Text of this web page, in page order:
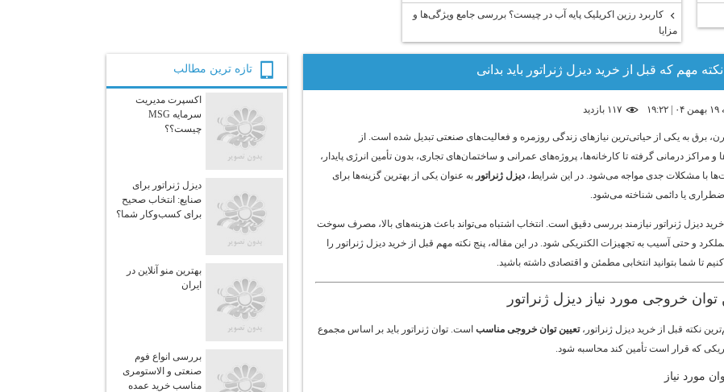
کاربرد رزین اکریلیک پایه آب در چیست؟ بررسی جامع ویژگی‌ها و
مزایا
۱۱۷ بازديد
برق به یکی از حیاتی‌ترین نیازهای زندگی روزمره و فعالیت‌های صنعتی تبدیل شده است. از
و مراکز درمانی گرفته تا کارخانه‌ها، پروژه‌های عمرانی و ساختمان‌های تجاری، بدون تأمین انرژی پایدار،
با مشکلات جدی مواجه می‌شود. در این شرایط،دیزل ژنراتور به عنوان یکی از بهترین گزینه‌ها برای
یا دائمی شناخته می‌شود.
خرید دیزل ژنراتور نیازمند بررسی دقیق است. انتخاب اشتباه می‌تواند باعث هزینه‌های بالا، مصرف سوخت
و حتی آسیب به تجهیزات الکتریکی شود. در این مقاله، پنج نکته مهم قبل از خرید دیزل ژنراتور را
تا شما بتوانید انتخابی مطمئن و اقتصادی داشته باشید.
نکته قبل از خرید دیزل ژنراتور،تعیین توان خروجی مناسب است. توان ژنراتور باید بر اساس مجموع
که قرار است تأمین کند محاسبه شود.
مورد نیاز
تازه ترين مطالب
اکسپرت مدیریت
سرمایه MSG
چیست؟؟
دیزل ژنراتور برای
صنایع: انتخاب صحیح
برای کسب‌وکار شما؟
بهترین منو آنلاین در
ایران
بررسی انواع فوم
صنعتی و الاستومری
مناسب خرید عمده